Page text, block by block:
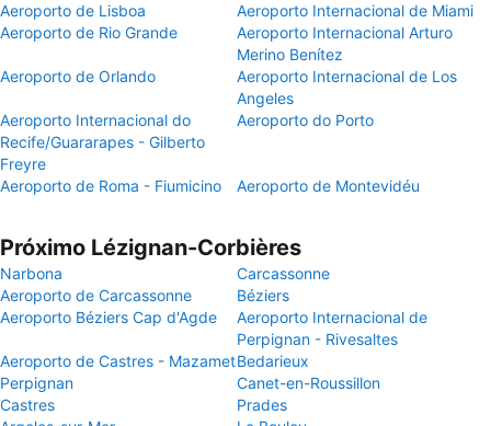
Aeroporto de Lisboa
Aeroporto Internacional de Miami
Aeroporto de Rio Grande
Aeroporto Internacional Arturo
Merino Benítez
Aeroporto de Orlando
Aeroporto Internacional de Los
Angeles
Aeroporto Internacional do
Recife/Guararapes - Gilberto
Freyre
Aeroporto do Porto
Aeroporto de Roma - Fiumicino Aeroporto de Montevidéu
Próximo Lézignan-Corbières
Narbona
Carcassonne
Aeroporto de Carcassonne
Béziers
Aeroporto Béziers Cap d'Agde
Aeroporto Internacional de
Perpignan - Rivesaltes
Aeroporto de Castres - MazametBedarieux
Perpignan
Canet-en-Roussillon
Castres
Prades